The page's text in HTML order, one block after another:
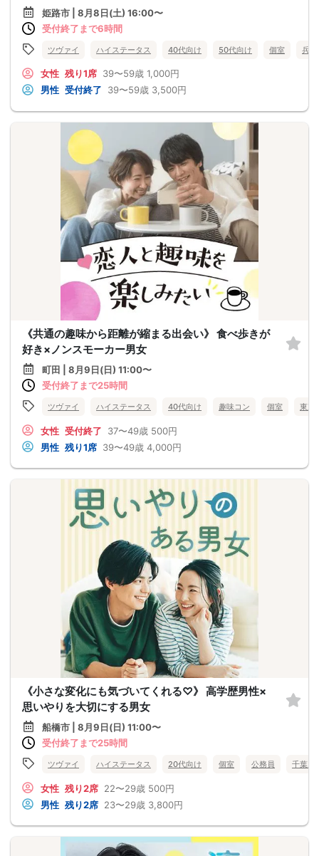
姫路市 | 8月8日(土) 16:00〜
受付終了まで6時間
ツヴァイ ハイステータス 40代向け 50代向け 個室 兵
女性 残り1席 39〜59歳 1,000円
男性 受付終了 39〜59歳 3,500円
《共通の趣味から距離が縮まる出会い》 食べ歩きが
好き×ノンスモーカー男女
町田 | 8月9日(日) 11:00〜
受付終了まで25時間
ツヴァイ ハイステータス 40代向け 趣味コン 個室 東京
女性 受付終了 37〜49歳 500円
男性 残り1席 39〜49歳 4,000円
《小さな変化にも気づいてくれる♡》 高学歴男性×
思いやりを大切にする男女
船橋市 | 8月9日(日) 11:00〜
受付終了まで25時間
ツヴァイ ハイステータス 20代向け 個室 公務員 千葉県
女性 残り2席 22〜29歳 500円
男性 残り2席 23〜29歳 3,800円